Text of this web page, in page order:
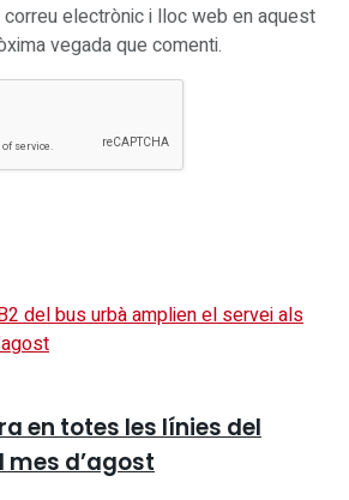
electrònic i lloc web en aquest
vegada que comenti.
en totes les línies del
mes d’agost